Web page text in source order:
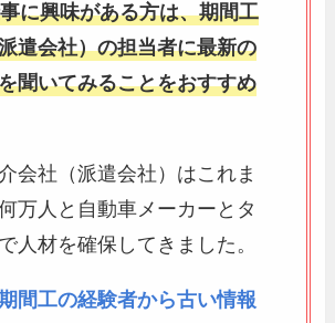
に興味がある方は、期間工
遣会社）の担当者に最新の
聞いてみることをおすすめ
会社（派遣会社）はこれま
万人と自動車メーカーとタ
人材を確保してきました。
間工の経験者から古い情報